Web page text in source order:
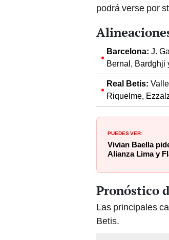
podrá verse por
Barcelona: J.
Bernal, Bardghji
Real Betis:
Riquelme,
PUEDES VER:
Vivian Baella
Alianza Lima y
Pronóstico
Las principales
Betis.